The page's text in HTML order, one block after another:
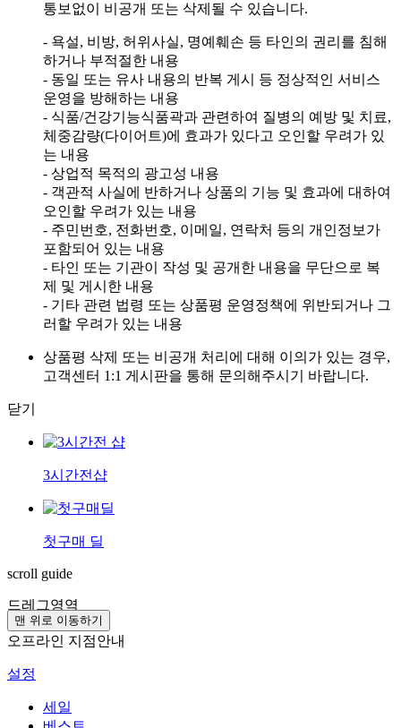
맨 위로 이동하기
통보없이 비공개 또는 삭제될 수 있습니다.
- 욕설, 비방, 허위사실, 명예훼손 등 타인의 권리를 침해
하거나 부적절한 내용
- 동일 또는 유사 내용의 반복 게시 등 정상적인 서비스
운영을 방해하는 내용
- 식품/건강기능식품곽과 관련하여 질병의 예방 및 치료,
체중감량(다이어트)에 효과가 있다고 오인할 우려가 있
는 내용
- 상업적 목적의 광고성 내용
- 객관적 사실에 반하거나 상품의 기능 및 효과에 대하여
오인할 우려가 있는 내용
- 주민번호, 전화번호, 이메일, 연락처 등의 개인정보가
포함되어 있는 내용
- 타인 또는 기관이 작성 및 공개한 내용을 무단으로 복
제 및 게시한 내용
- 기타 관련 법령 또는 상품평 운영정책에 위반되거나 그
러할 우려가 있는 내용
상품평 삭제 또는 비공개 처리에 대해 이의가 있는 경우,
고객센터 1:1 게시판을 통해 문의해주시기 바랍니다.
닫기
3시간전샵
첫구매 딜
scroll guide
드레그영역
오프라인 지점안내
설정
세일